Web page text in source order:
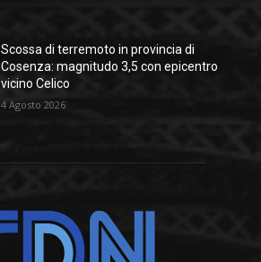
Scossa di terremoto in provincia di
Cosenza: magnitudo 3,5 con epicentro
vicino Celico
4 Agosto 2026